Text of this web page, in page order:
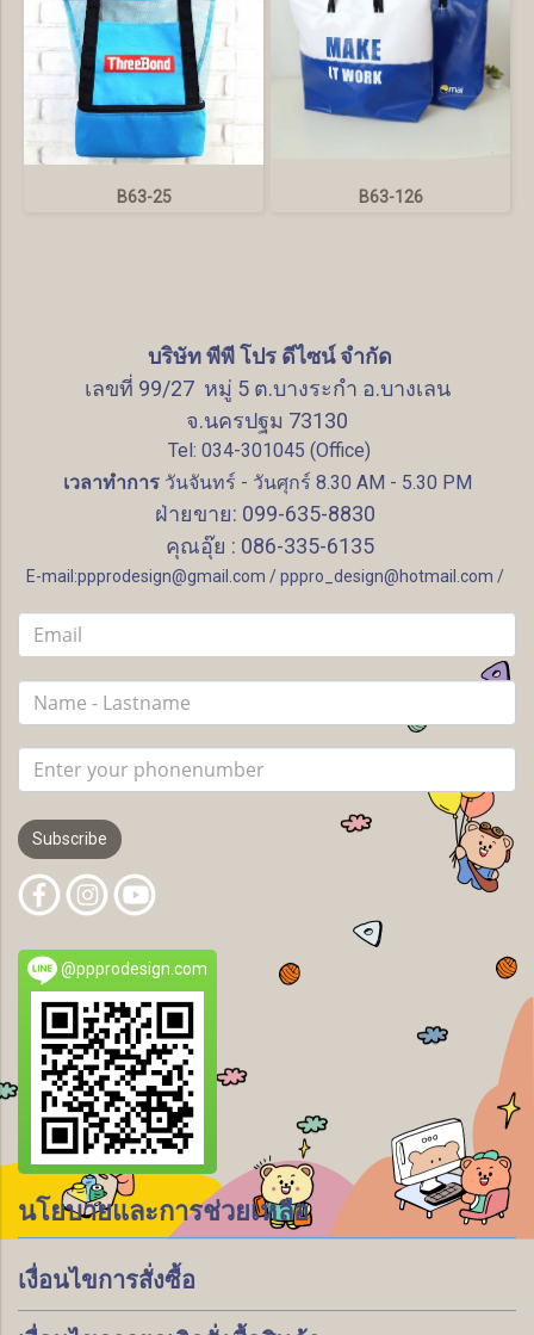
B63-25 B63-126
บริษัท พีพี โปร ดีไซน์ จำกัด
เลขที่ 99/27 หมู่ 5 ต.บางระกำ อ.บางเลน
จ.นครปฐม 73130
Tel: 034-301045 (Office)
เวลาทำการวันจันทร์ - วันศุกร์ 8.30 AM - 5.30 PM
ฝ่ายขาย: 099-635-8830
คุณอุ๊ย : 086-335-6135
E-mail:ppprodesign@gmail.com / pppro_design@hotmail.com /
Subscribe
@ppprodesign.com
นโยบายและการช่วยเหลือ
เงื่อนไขการสั่งซื้อ